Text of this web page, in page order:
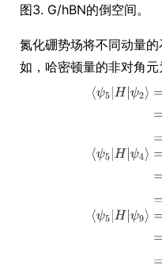
图3. G/hBN的倒空间。
氮化硼势场将不同动量
如，哈密顿量的非对角元